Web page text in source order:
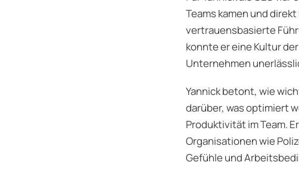
Teams kamen und
vertrauensbasierte
konnte er eine Kultur
Unternehmen
Yannick betont, wie
darüber, was optimiert
Produktivität im Team.
Organisationen wie
Gefühle und